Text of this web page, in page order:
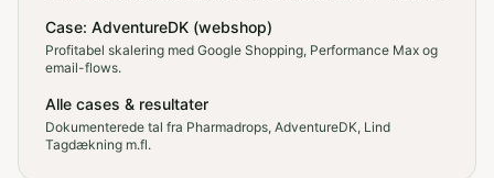
Case: AdventureDK (webshop)
Profitabel skalering med Google Shopping, Performance Max og
email-flows.
Alle cases & resultater
Dokumenterede tal fra Pharmadrops, AdventureDK, Lind
Tagdækning m.fl.